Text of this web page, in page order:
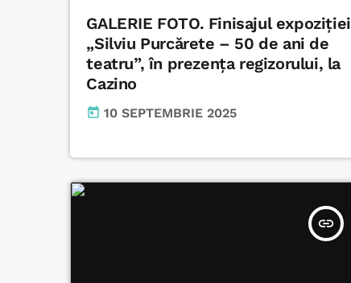
GALERIE FOTO. Finisajul expoziției
„Silviu Purcărete – 50 de ani de
teatru”, în prezența regizorului, la
Cazino
today 10 SEPTEMBRIE 2025
insert_link